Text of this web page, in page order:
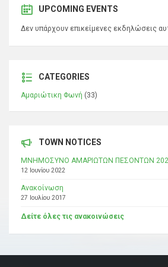
UPCOMING EVENTS
Δεν υπάρχουν επικείμενες εκδηλώσεις
CATEGORIES
Αμαριώτικη Φωνή (33)
TOWN NOTICES
ΜΝΗΜΟΣΥΝΟ ΑΜΑΡΙΩΤΩΝ ΠΕΣΟΝΤΩΝ
12 Ιουνίου 2022
Ανακοίνωση
27 Ιουλίου 2017
Δείτε όλες τις ανακοινώσεις